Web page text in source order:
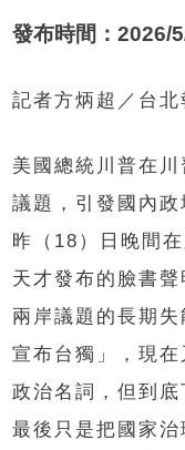
發布時間：2026/
記者方炳超／台北
美國總統川普在
議題，引發國內
昨（18）日晚間
天才發布的臉書
兩岸議題的長期
宣布台獨」，現
政治名詞，但到底
最後只是把國家